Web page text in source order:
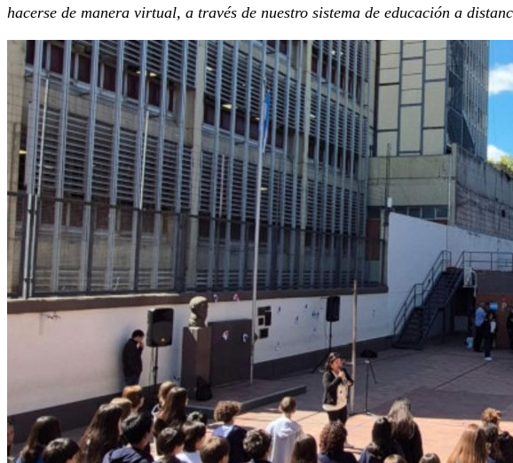
hacerse de manera virtual, a través de nuestro sistema de educación a